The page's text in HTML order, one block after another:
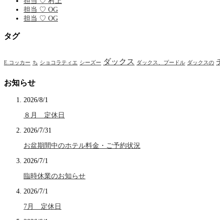
担当 ♡ OG
担当 ♡ OG
タグ
E.コッカー ち ショコラティエ シーズー ダックス ダックス、プードル ダックスの
お知らせ
2026/8/1
８月 定休日
2026/7/31
お盆期間中のホテル料金・ご予約状況
2026/7/1
臨時休業のお知らせ
2026/7/1
7月 定休日